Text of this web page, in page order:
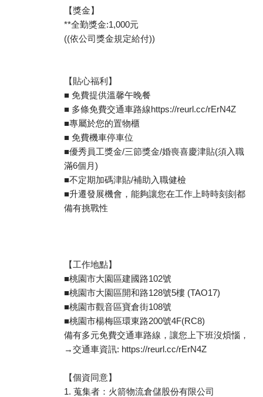
【獎金】
**全勤獎金:1,000元
((依公司獎金規定給付))
【貼心福利】
■ 免費提供溫馨午晚餐
■ 多條免費交通車路線https://reurl.cc/rErN4Z
■專屬於您的置物櫃
■ 免費機車停車位
■優秀員工獎金/三節獎金/婚喪喜慶津貼(須入職
滿6個月)
■不定期加碼津貼/補助入職健檢
■升遷發展機會，能夠讓您在工作上時時刻刻都
備有挑戰性
【工作地點】
■桃園市大園區建國路102號
■桃園市大園區開和路128號5樓 (TAO17)
■桃園市觀音區寶倉街108號
■桃園市楊梅區環東路200號4F(RC8)
備有多元免費交通車路線，讓您上下班沒煩惱，
→交通車資訊: https://reurl.cc/rErN4Z
【個資同意】
1. 蒐集者：火箭物流倉儲股份有限公司